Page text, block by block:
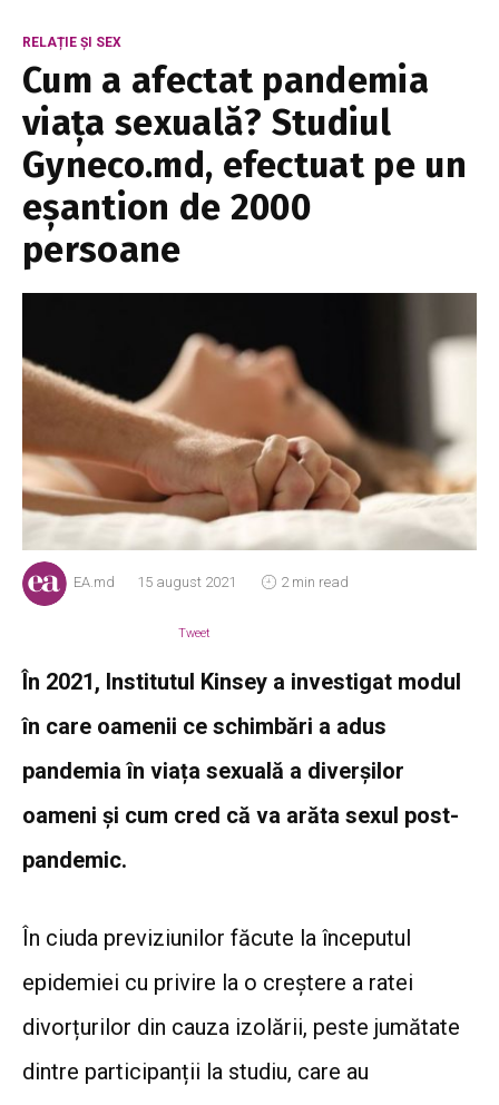
RELAȚIE ȘI SEX
Cum a afectat pandemia
viața sexuală? Studiul
Gyneco.md, efectuat pe un
eșantion de 2000
persoane
EA.md 15 august 2021 2 min read
Tweet
În 2021, Institutul Kinsey a investigat modul
în care oamenii ce schimbări a adus
pandemia în viața sexuală a diverșilor
oameni și cum cred că va arăta sexul post-
pandemic.
În ciuda previziunilor făcute la începutul
epidemiei cu privire la o creștere a ratei
divorțurilor din cauza izolării, peste jumătate
dintre participanții la studiu, care au